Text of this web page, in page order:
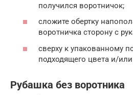
получился воротничок;
сложите обертку
воротничка сторону с
сверху к упакованному
подходящего цвета и/
Рубашка без воротника